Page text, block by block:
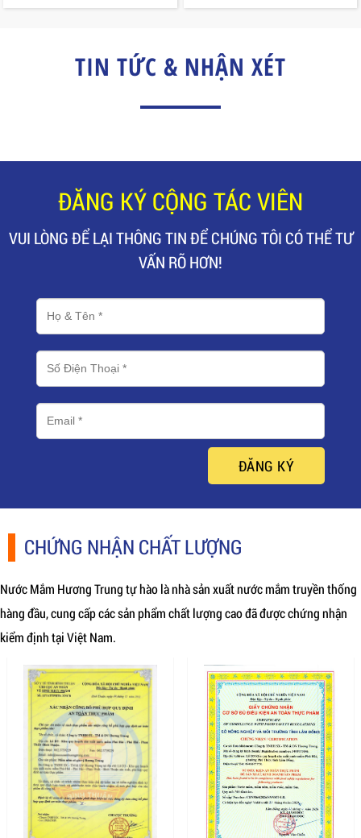
TIN TỨC & NHẬN XÉT
ĐĂNG KÝ CỘNG TÁC VIÊN
VUI LÒNG ĐỂ LẠI THÔNG TIN ĐỂ CHÚNG TÔI CÓ THỂ TƯ
VẤN RÕ HƠN!
ĐĂNG KÝ
CHỨNG NHẬN CHẤT LƯỢNG
Nước Mắm Hương Trung tự hào là nhà sản xuất nước mắm truyền thống
hàng đầu, cung cấp các sản phẩm chất lượng cao đã được chứng nhận
kiểm định tại Việt Nam.